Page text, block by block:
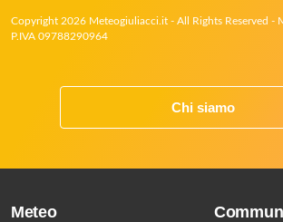
Copyright 2026 Meteogiuliacci.it - All Rights Reserved -
P.IVA 09788290964
Chi siamo
Meteo